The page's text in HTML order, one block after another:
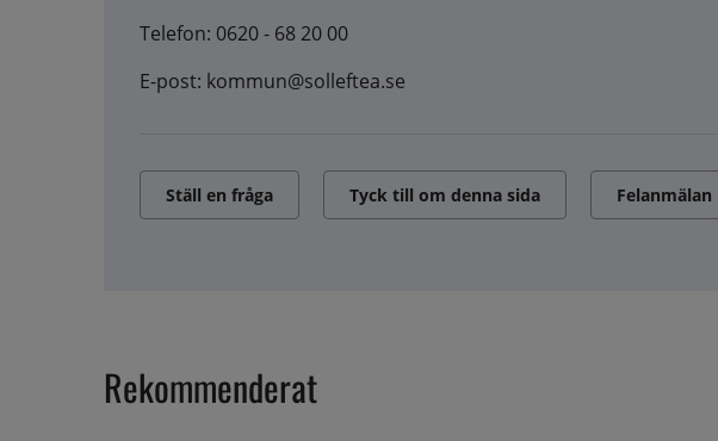
Telefon: 0620 - 68 20 00
E-post: kommun@solleftea.se
Ställ en fråga Tyck till om denna sida Felanmälan
Rekommenderat